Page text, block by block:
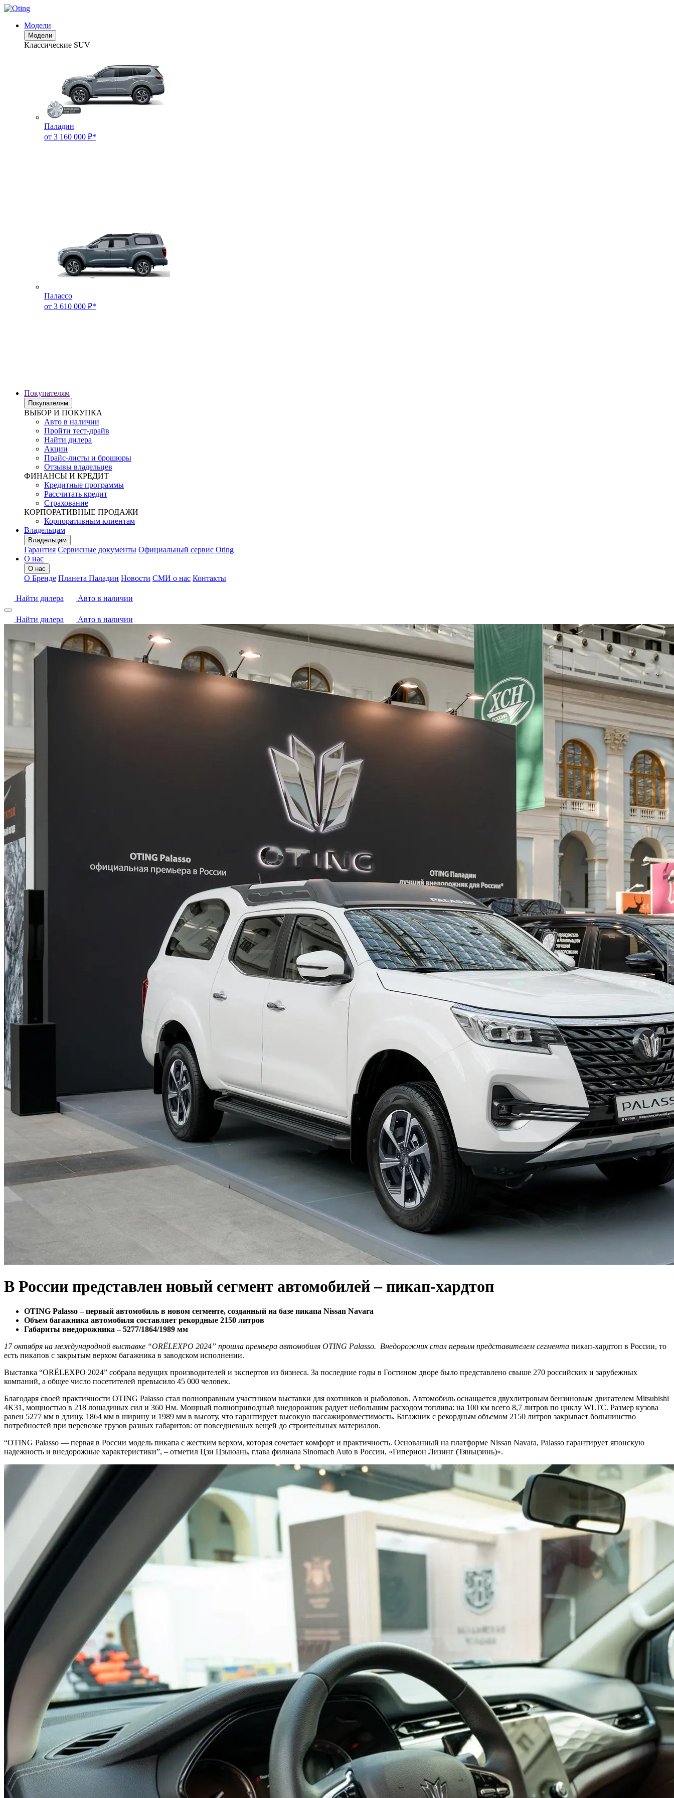
Модели
Модели
Классические SUV
Паладин
от 3 160 000 ₽*
Палассо
от 3 610 000 ₽*
Покупателям
Покупателям
ВЫБОР И ПОКУПКА
Авто в наличии
Пройти тест-драйв
Найти дилера
Акции
Прайс-листы и брошюры
Отзывы владельцев
ФИНАНСЫ И КРЕДИТ
Кредитные программы
Рассчитать кредит
Страхование
КОРПОРАТИВНЫЕ ПРОДАЖИ
Корпоративным клиентам
Владельцам
Владельцам
Гарантия Сервисные документы Официальный сервис Oting
О нас
О нас
О Бренде Планета Паладин Новости СМИ о нас Контакты
Найти дилера Авто в наличии
Найти дилера Авто в наличии
В России представлен новый сегмент автомобилей – пикап-хардтоп
OTING Palasso – первый автомобиль в новом сегменте, созданный на базе пикапа Nissan Navara
Объем багажника автомобиля составляет рекордные 2150 литров
Габариты внедорожника – 5277/1864/1989 мм
17 октября на международной выставке “ORЁLEXPO 2024” прошла премьера автомобиля OTING Palasso. Внедорожник стал первым представителем сегмента пикап-хардтоп в России, то
есть пикапов с закрытым верхом багажника в заводском исполнении.
Выставка “ORЁLEXPO 2024” собрала ведущих производителей и экспертов из бизнеса. За последние годы в Гостином дворе было представлено свыше 270 российских и зарубежных
компаний, а общее число посетителей превысило 45 000 человек.
Благодаря своей практичности OTING Palasso стал полноправным участником выставки для охотников и рыболовов. Автомобиль оснащается двухлитровым бензиновым двигателем Mitsubishi
4K31, мощностью в 218 лошадиных сил и 360 Нм. Мощный полноприводный внедорожник радует небольшим расходом топлива: на 100 км всего 8,7 литров по циклу WLTC. Размер кузова
равен 5277 мм в длину, 1864 мм в ширину и 1989 мм в высоту, что гарантирует высокую пассажировместимость. Багажник с рекордным объемом 2150 литров закрывает большинство
потребностей при перевозке грузов разных габаритов: от повседневных вещей до строительных материалов.
“OTING Palasso — первая в России модель пикапа с жестким верхом, которая сочетает комфорт и практичность. Основанный на платформе Nissan Navara, Palasso гарантирует японскую
надежность и внедорожные характеристики”, – отметил Цзи Цзыюань, глава филиала Sinomach Auto в России, «Гиперион Лизинг (Тяньцзинь)».